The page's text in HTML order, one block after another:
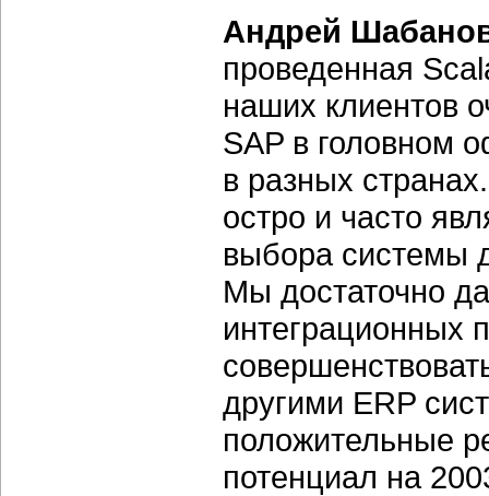
Андрей
проведенная
наших клиентов
SAP в головном
в разных
остро и часто
выбора системы
Мы достаточно
интеграционных
другими ERP
положительные
потенциал на